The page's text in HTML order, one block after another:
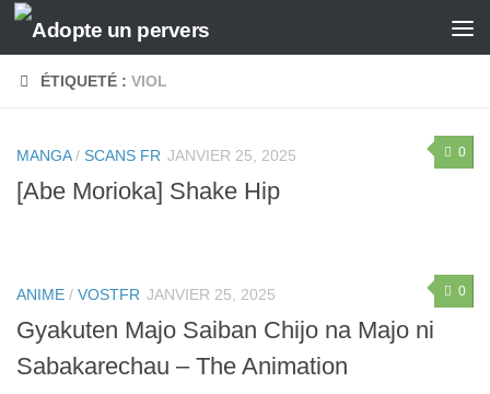
Skip to content
ÉTIQUETÉ : VIOL
0
MANGA/ SCANS FR JANVIER 25, 2025
[Abe Morioka] Shake Hip
0
ANIME / VOSTFR JANVIER 25, 2025
Gyakuten Majo Saiban Chijo na Majo ni
Sabakarechau – The Animation